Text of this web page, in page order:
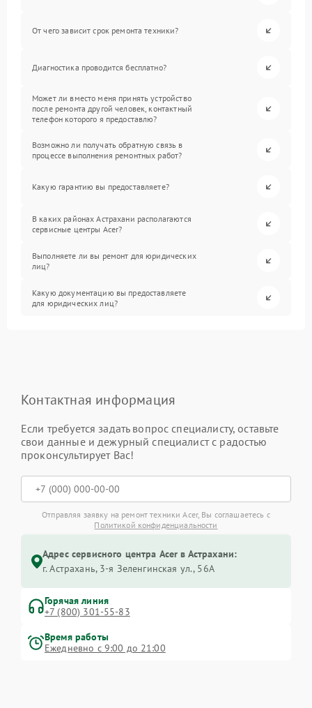
От чего зависит срок ремонта техники?
Диагностика проводится бесплатно?
Может ли вместо меня принять устройство
после ремонта другой человек, контактный
телефон которого я предоставлю?
Возможно ли получать обратную связь в
процессе выполнения ремонтных работ?
Какую гарантию вы предоставляете?
В каких районах Астрахани располагаются
сервисные центры Acer?
Выполняете ли вы ремонт для юридических
лиц?
Какую документацию вы предоставляете
для юридических лиц?
Контактная информация
Если требуется задать вопрос специалисту, оставьте
свои данные и дежурный специалист с радостью
проконсультирует Вас!
Отправляя заявку на ремонт техники Acer, Вы соглашаетесь с
Политикой конфиденциальности
Адрес сервисного центра Acer в Астрахани:
г. Астрахань, 3-я Зеленгинская ул., 56А
Горячая линия
+7 (800) 301-55-83
Время работы
Ежедневно с 9:00 до 21:00